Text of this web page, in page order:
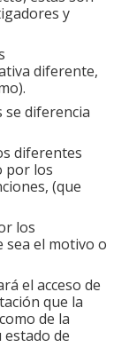
y
diferente,
se diferencia
diferentes
por los
(que
los
sea el motivo o
el acceso de
que la
de la
de